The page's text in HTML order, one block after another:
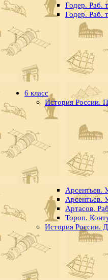
Годер. Раб.
Годер. Раб.
6 класс
История России.
Арсентьев.
Арсентьев.
Артасов.
Тороп.
История России.